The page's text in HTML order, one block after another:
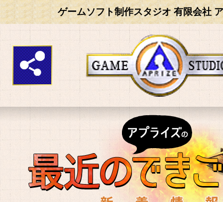
ゲームソフト制作スタジオ 有限会社